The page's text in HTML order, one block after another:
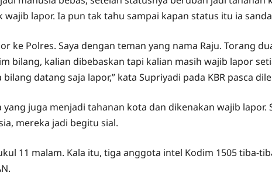
lapor. Ia pun tak tahu sampai kapan status itu ia
ke Polres. Saya dengan teman yang nama Raju. Torang
bilang, kalian dibebaskan tapi kalian masih wajib lapor
datang saja lapor,” kata Supriyadi pada KBR pasca
juga menjadi tahanan kota dan dikenakan wajib
mereka jadi begitu sial.
11 malam. Kala itu, tiga anggota intel Kodim 1505 tiba-